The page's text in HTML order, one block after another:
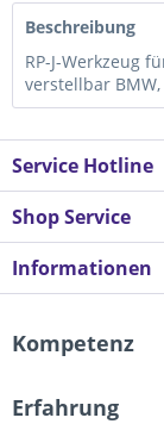
Beschreibung
RP-J-Werkzeug
verstellbar
Service Hotline
Shop Service
Informationen
Kompetenz
Erfahrung